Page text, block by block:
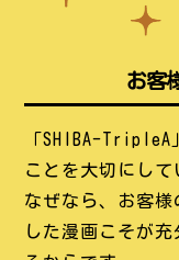
お客
「SHIBA-TripleA
ことを大切にして
なぜなら、お客
した漫画こそが